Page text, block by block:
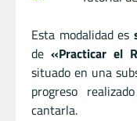
Esta modalidad es
de«Practicar el
situado en una
progreso
cantarla.